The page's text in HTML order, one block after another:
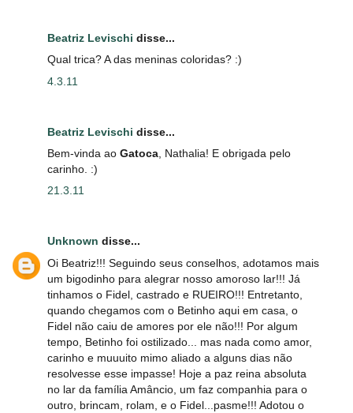
Beatriz Levischi disse...
Qual trica? A das meninas coloridas? :)
4.3.11
Beatriz Levischi disse...
Bem-vinda ao Gatoca , Nathalia! E obrigada pelo
carinho. :)
21.3.11
Unknown disse...
Oi Beatriz!!! Seguindo seus conselhos, adotamos mais
um bigodinho para alegrar nosso amoroso lar!!! Já
tinhamos o Fidel, castrado e RUEIRO!!! Entretanto,
quando chegamos com o Betinho aqui em casa, o
Fidel não caiu de amores por ele não!!! Por algum
tempo, Betinho foi ostilizado... mas nada como amor,
carinho e muuuito mimo aliado a alguns dias não
resolvesse esse impasse! Hoje a paz reina absoluta
no lar da família Amâncio, um faz companhia para o
outro, brincam, rolam, e o Fidel...pasme!!! Adotou o